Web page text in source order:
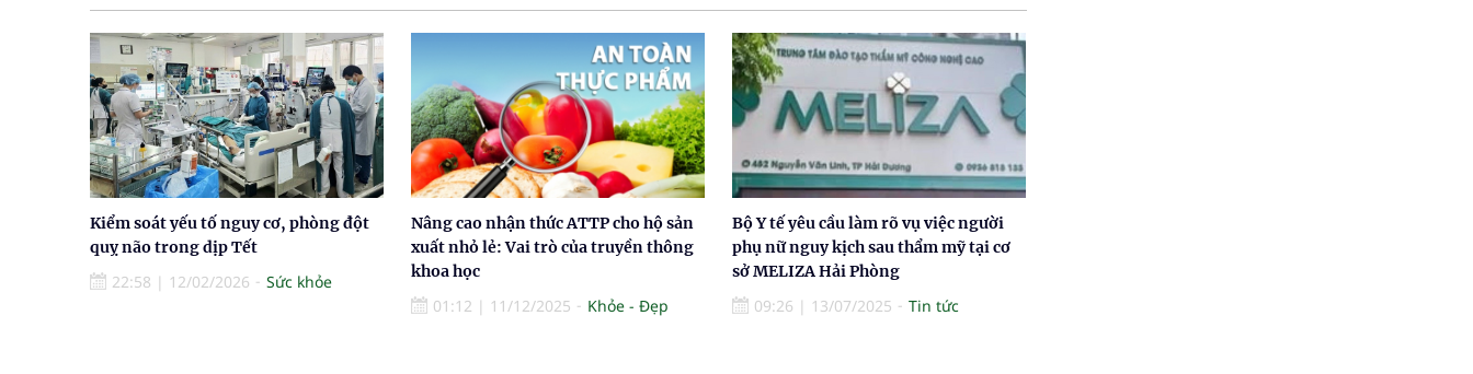
Kiểm soát yếu tố nguy cơ, phòng đột
quỵ não trong dịp Tết
22:58 | 12/02/2026 Sức khỏe
Nâng cao nhận thức ATTP cho hộ sản
xuất nhỏ lẻ: Vai trò của truyền thông
khoa học
01:12 | 11/12/2025 Khỏe - Đẹp
Bộ Y tế yêu cầu làm rõ vụ việc người
phụ nữ nguy kịch sau thẩm mỹ tại cơ
sở MELIZA Hải Phòng
09:26 | 13/07/2025 Tin tức